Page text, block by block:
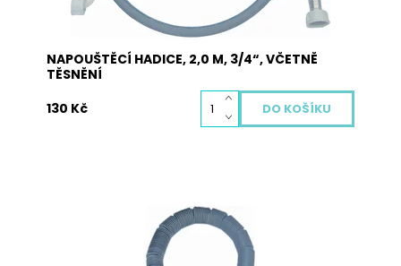
NAPOUŠTĚCÍ HADICE, 2,0 M, 3/4“, VČETNĚ
TĚSNĚNÍ
130 Kč
Hadice vypouštěcí – roztažitelná. Hadici si
můžete nastavit dle potřeby od 0,9 do 3,0 m.